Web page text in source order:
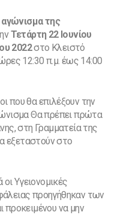
της
Τετάρτη 22 Ιουνίου
2022στο Κλειστό
12:30 π.μ. έως 14:00
που θα επιλέξουν την
Θα πρέπει πρώτα
στη Γραμματεία της
εξεταστούν στο
Υγειονομικές
προηγήθηκαν των
προκειμένου να μην